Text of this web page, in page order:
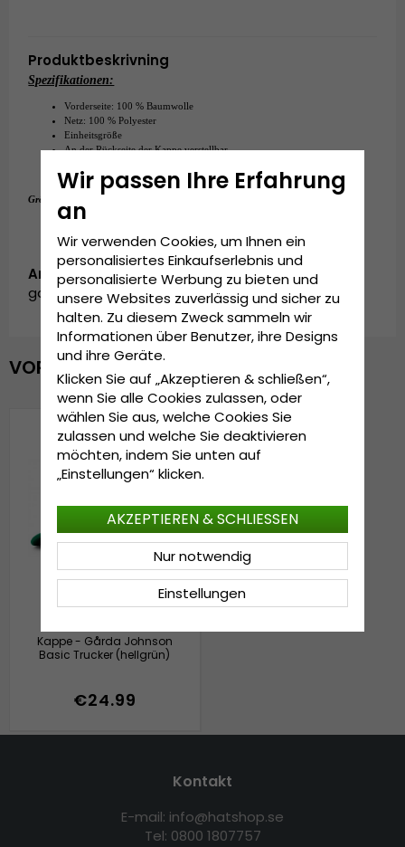
Produktbeskrivning
Spezifikationen:
Vorderseite: 100 % Baumwolle
Netz: 100 % Polyester
Einheitsgröße
An der Rückseite der Kappe verstellbar.
Grösseninformationen:
Artikelnummer:
garda.bc-02.lt.green
VOR KURZEM ANGESEHEN
Kappe - Gårda Johnson
Basic Trucker (hellgrün)
€24.99
Kontakt
E-mail: info@hatshop.se
Tel: 0800 1807757
Wir passen Ihre Erfahrung
an
Wir verwenden Cookies, um Ihnen ein
personalisiertes Einkaufserlebnis und
personalisierte Werbung zu bieten und
unsere Websites zuverlässig und sicher zu
halten. Zu diesem Zweck sammeln wir
Informationen über Benutzer, ihre Designs
und ihre Geräte.
Klicken Sie auf „Akzeptieren & schließen“,
wenn Sie alle Cookies zulassen, oder
wählen Sie aus, welche Cookies Sie
zulassen und welche Sie deaktivieren
möchten, indem Sie unten auf
„Einstellungen“ klicken.
Einstellungen
Nur notwendig
AKZEPTIEREN & SCHLIESSEN